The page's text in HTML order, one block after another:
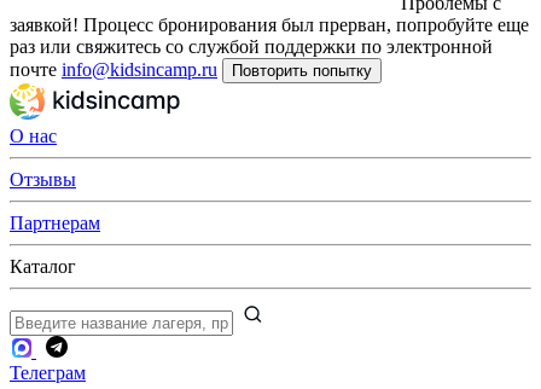
заявкой! Процесс бронирования был прерван, попробуйте еще
раз или свяжитесь со службой поддержки по электронной
почте info@kidsincamp.ru Повторить попытку
О нас
Отзывы
Партнерам
Каталог
Телеграм